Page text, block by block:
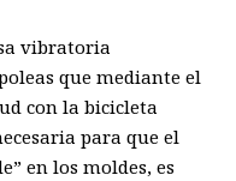
vibratoria
que mediante el
con la bicicleta
para que el
en los moldes, es